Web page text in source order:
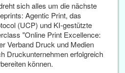
sich alles um die nächste
Agentic Print, das
(UCP) und KI-gestützte
"Online Print Excellence:
Verband Druck und Medien
Druckunternehmen erfolgreich
können.